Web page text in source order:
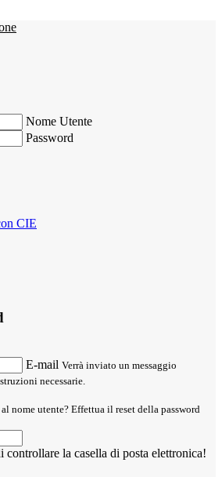
Nome Utente
Password
CIE
E-mail Verrà inviato un messaggio
necessarie.
nome utente? Effettua il reset della password
controllare la casella di posta elettronica!